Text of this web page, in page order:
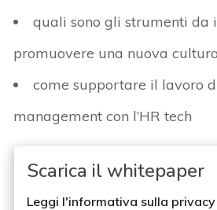
quali sono gli strumenti da
promuovere una nuova
come supportare il lavoro
management con l’HR tech
Scarica il whitepaper
Leggi l'informativa sulla privacy